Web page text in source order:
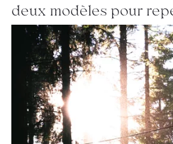
deux modèles pour